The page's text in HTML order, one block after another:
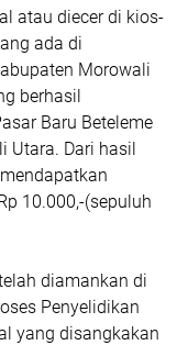
atau diecer di kios-
ada di
Morowali
berhasil
Baru Beteleme
Utara. Dari hasil
10.000,-(sepuluh
diamankan di
Penyelidikan
yang disangkakan